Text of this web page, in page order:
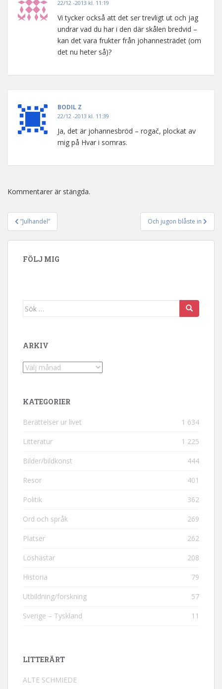
22/12 -2013 kl. 11:19
Vi tycker också att det ser trevligt ut och jag
undrar vad du har i den där skålen bredvid –
kan det vara frukter från johannesträdet (om
det nu heter så)?
BODIL Z
22/12 -2013 kl. 11:39
Ja, det är johannesbröd – rogač, plockat av
mig på Hvar i somras.
Kommentarer är stängda.
Inläggsnavigering
”Julhandel” Och jugon blåste in
FÖLJ MIG
Sök efter:
ARKIV
Arkiv
KATEGORIER
Berättelser ur livet 1 634
Litteratur 1 225
Bilder/bildkonst 444
Resor 401
Politik 362
Ord och språk 269
Platser 262
Löshästar 208
Historia 79
Utbildning/forskning 57
Sverige – Tyskland 11
LITTERÄRT
ALTE SCHMIEDE